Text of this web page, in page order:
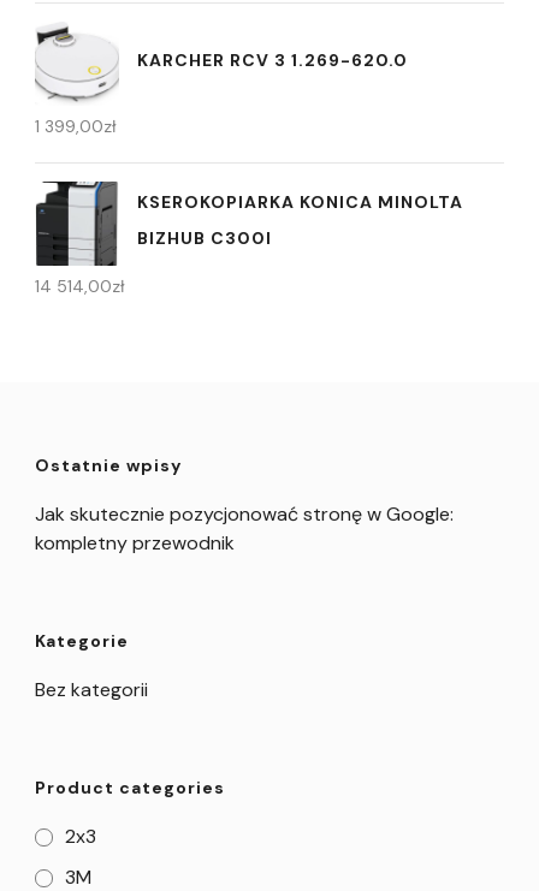
KARCHER RCV 3 1.269-620.0
1 399,00zł
KSEROKOPIARKA KONICA MINOLTA
BIZHUB C300I
14 514,00zł
Ostatnie wpisy
Jak skutecznie pozycjonować stronę w Google:
kompletny przewodnik
Kategorie
Bez kategorii
Product categories
2x3
3M